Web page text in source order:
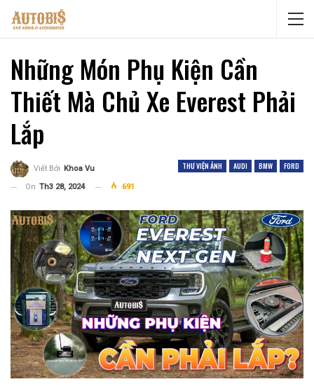
Những Món Phụ Kiện Cần
Thiết Mà Chủ Xe Everest Phải
Lắp
THƯ VIỆN ẢNH AUDI BMW FORD
Viết Bởi
Khoa Vu
On Th3 28, 2024 691